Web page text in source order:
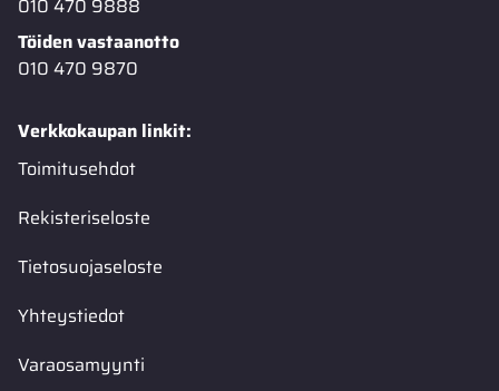
010 470 9888
Töiden vastaanotto
010 470 9870
Verkkokaupan linkit:
Toimitusehdot
Rekisteriseloste
Tietosuojaseloste
Yhteystiedot
Varaosamyynti